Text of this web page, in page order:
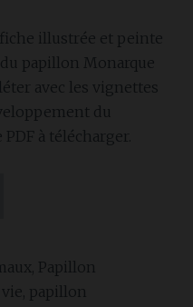
illustrée et peinte
papillon Monarque
avec les vignettes
du
à télécharger.
, Papillon
, papillon